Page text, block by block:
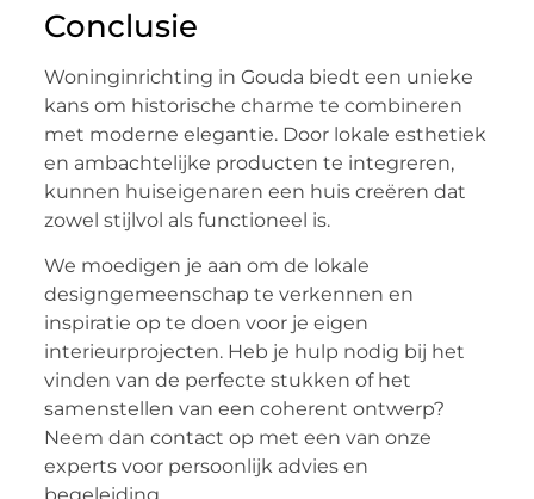
Conclusie
Woninginrichting in Gouda biedt een unieke
kans om historische charme te combineren
met moderne elegantie. Door lokale esthetiek
en ambachtelijke producten te integreren,
kunnen huiseigenaren een huis creëren dat
zowel stijlvol als functioneel is.
We moedigen je aan om de lokale
designgemeenschap te verkennen en
inspiratie op te doen voor je eigen
interieurprojecten. Heb je hulp nodig bij het
vinden van de perfecte stukken of het
samenstellen van een coherent ontwerp?
Neem dan contact op met een van onze
experts voor persoonlijk advies en